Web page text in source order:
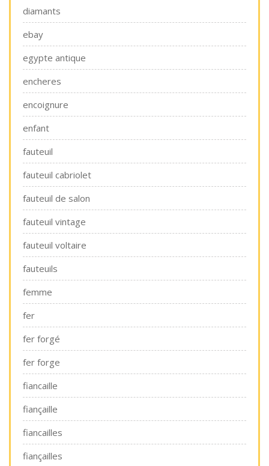
diamants
ebay
egypte antique
encheres
encoignure
enfant
fauteuil
fauteuil cabriolet
fauteuil de salon
fauteuil vintage
fauteuil voltaire
fauteuils
femme
fer
fer forgé
fer forge
fiancaille
fiançaille
fiancailles
fiançailles